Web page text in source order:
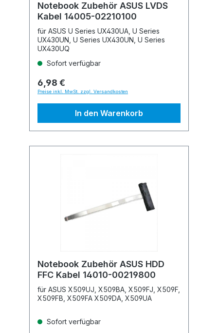
Notebook Zubehör ASUS LVDS
Kabel 14005-02210100
für ASUS U Series UX430UA, U Series
UX430UN, U Series UX430UN, U Series
UX430UQ
Sofort verfügbar
6,98 €
Preise inkl. MwSt. zzgl. Versandkosten
In den Warenkorb
Notebook Zubehör ASUS HDD
FFC Kabel 14010-00219800
für ASUS X509UJ, X509BA, X509FJ, X509F,
X509FB, X509FA X509DA, X509UA
Sofort verfügbar